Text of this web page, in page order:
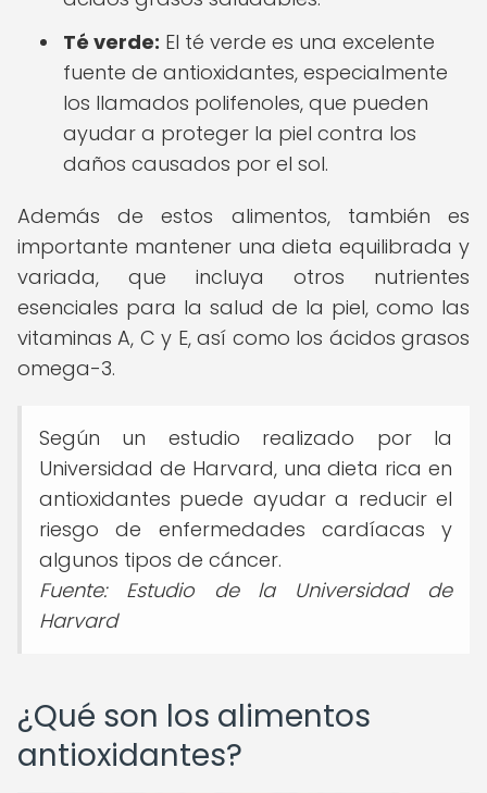
Té verde: El té verde es una excelente
fuente de antioxidantes, especialmente
los llamados polifenoles, que pueden
ayudar a proteger la piel contra los
daños causados por el sol.
Además de estos alimentos, también es
importante mantener una dieta equilibrada y
variada, que incluya otros nutrientes
esenciales para la salud de la piel, como las
vitaminas A, C y E, así como los ácidos grasos
omega-3.
Según un estudio realizado por la
Universidad de Harvard, una dieta rica en
antioxidantes puede ayudar a reducir el
riesgo de enfermedades cardíacas y
algunos tipos de cáncer.
Fuente: Estudio de la Universidad de
Harvard
¿Qué son los alimentos
antioxidantes?